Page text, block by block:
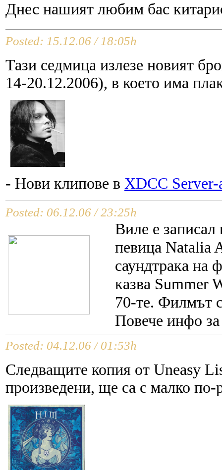
Днес нашият любим бас
Posted: 15.12.06 / 18:05h
Тази седмица излезе новият
14-20.12.2006), в което има
- Нови клипове в XDCC Server-
Posted: 06.12.06 / 23:25h
Виле е записал
певица Natalia
саундтрака на
казва Summer
70-те. Филмът
Повече инфо
Posted: 04.12.06 / 01:53h
Следващите копия от Uneasy
произведени, ще са с малко по-